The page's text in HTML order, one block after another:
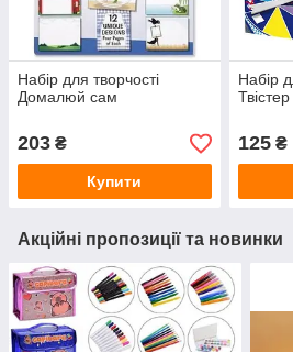
Набір для творчості
Домалюй сам
203 ₴
Купити
Набір
125₴
Акційні пропозиції та новинки